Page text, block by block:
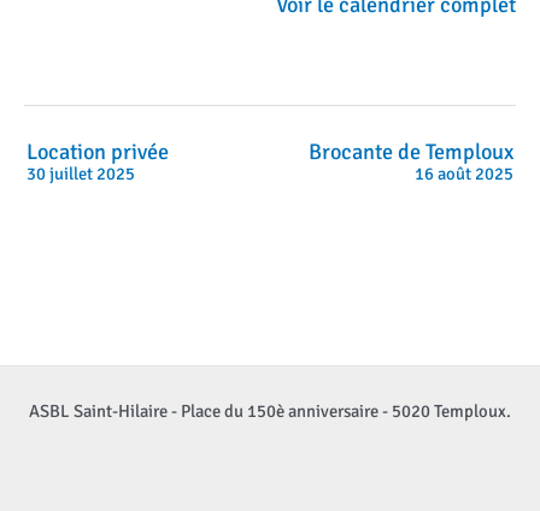
Location privée
30 juillet 2025
Brocante de Temploux
16 août 2025
ASBL Saint-Hilaire - Place du 150è anniversaire - 5020 Temploux.